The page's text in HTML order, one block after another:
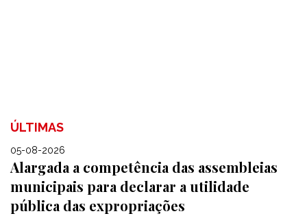
ÚLTIMAS
05-08-2026
Alargada a competência das assembleias
municipais para declarar a utilidade
pública das expropriações